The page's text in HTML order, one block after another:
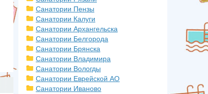
Санатории Пензы
Санатории Калуги
Санатории Архангельска
Санатории Белгорода
Санатории Брянска
Санатории Владимира
Санатории Вологды
Санатории Еврейской АО
Санатории Иваново